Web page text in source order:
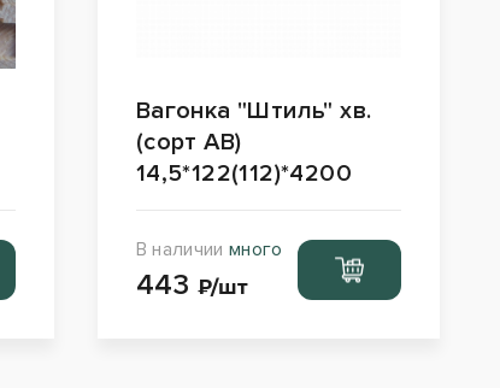
Вагонка "Штиль" хв.
(сорт АВ)
14,5*122(112)*4200
В наличии много
443 ₽/шт
Перейти
в корзину